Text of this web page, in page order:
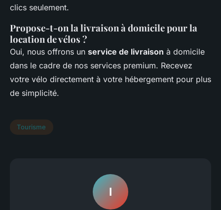
clics seulement.
Propose-t-on la livraison à domicile pour la
location de vélos ?
Oui, nous offrons un service de livraison à domicile
dans le cadre de nos services premium. Recevez
votre vélo directement à votre hébergement pour plus
de simplicité.
Tourisme
I